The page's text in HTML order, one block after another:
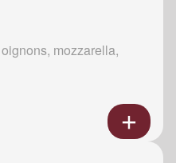
mozzarella,